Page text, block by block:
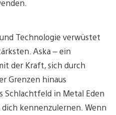
Technologie verwüstet
Aska – ein
der Kraft, sich durch
Grenzen hinaus
in Metal Eden
kennenzulernen. Wenn